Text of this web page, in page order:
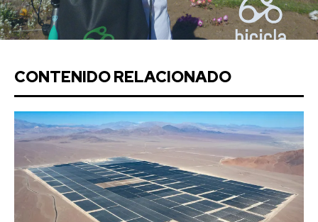
CONTENIDO RELACIONADO